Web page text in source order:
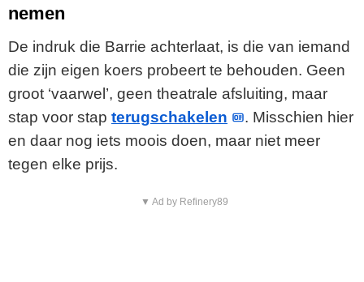
nemen
De indruk die Barrie achterlaat, is die van iemand
die zijn eigen koers probeert te behouden. Geen
groot ‘vaarwel’, geen theatrale afsluiting, maar
stap voor stap terugschakelen
. Misschien hier
en daar nog iets moois doen, maar niet meer
tegen elke prijs.
▼ Ad by Refinery89